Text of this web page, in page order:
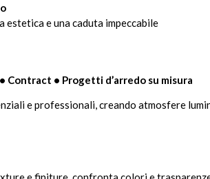
estetica e una caduta impeccabile
Contract • Progetti d’arredo su misura
e professionali, creando atmosfere